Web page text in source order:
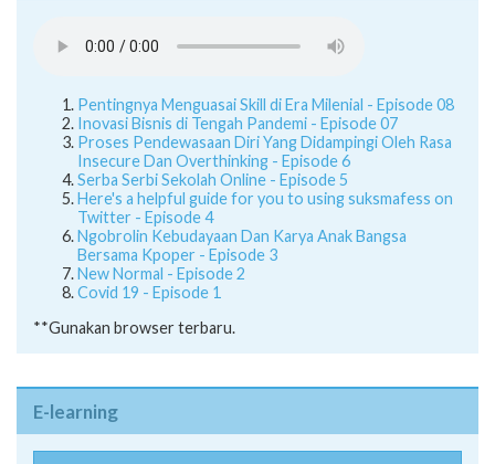
Pentingnya Menguasai Skill di Era Milenial - Episode 08
Inovasi Bisnis di Tengah Pandemi - Episode 07
Proses Pendewasaan Diri Yang Didampingi Oleh Rasa
Insecure Dan Overthinking - Episode 6
Serba Serbi Sekolah Online - Episode 5
Here's a helpful guide for you to using suksmafess on
Twitter - Episode 4
Ngobrolin Kebudayaan Dan Karya Anak Bangsa
Bersama Kpoper - Episode 3
New Normal - Episode 2
Covid 19 - Episode 1
**Gunakan browser terbaru.
E-learning